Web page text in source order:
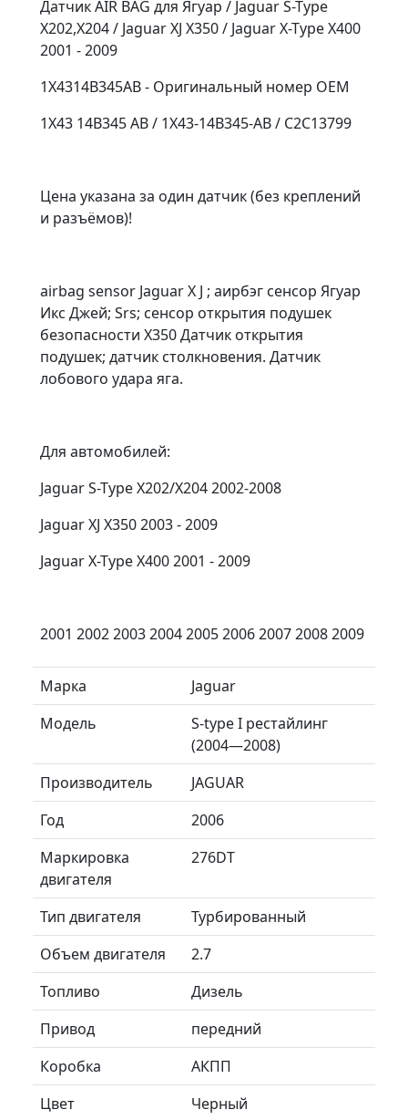
Датчик AIR BAG для Ягуар / Jaguar S-Type
X202,X204 / Jaguar XJ X350 / Jaguar X-Type X400
2001 - 2009
1X4314B345AB - Оригинальный номер OEM
1X43 14B345 AB / 1X43-14B345-AB / C2C13799
Цена указана за один датчик (без креплений
и разъёмов)!
airbag sensor Jaguar X J ; аирбэг сенсор Ягуар
Икс Джей; Srs; сенсор открытия подушек
безопасности X350 Датчик открытия
подушек; датчик столкновения. Датчик
лобового удара яга.
Для автомобилей:
Jaguar S-Type X202/X204 2002-2008
Jaguar XJ X350 2003 - 2009
Jaguar X-Type X400 2001 - 2009
2001 2002 2003 2004 2005 2006 2007 2008 2009
Марка
Jaguar
Модель
S-type I рестайлинг
(2004—2008)
Производитель
JAGUAR
Год
2006
Маркировка
двигателя
276DT
Тип двигателя
Турбированный
Объем двигателя
2.7
Топливо
Дизель
Привод
передний
Коробка
АКПП
Цвет
Черный